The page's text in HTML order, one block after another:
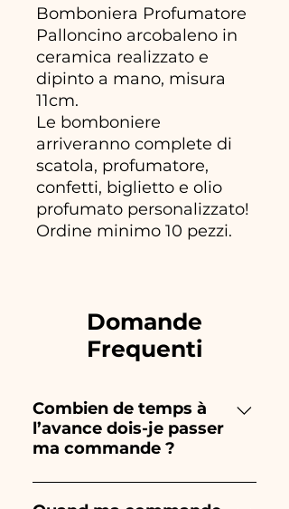
Bomboniera Profumatore
Palloncino arcobaleno in
ceramica realizzato e
dipinto a mano, misura
11cm.
Le bomboniere
arriveranno complete di
scatola, profumatore,
confetti, biglietto e olio
profumato personalizzato!
Ordine minimo 10 pezzi.
Domande
Frequenti
Combien de temps à
l’avance dois-je passer
ma commande ?
Ceramiche Ania crée et peint